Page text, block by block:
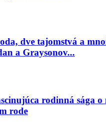
dve tajomstvá a
a Graysonov...
rodinná sága
rode